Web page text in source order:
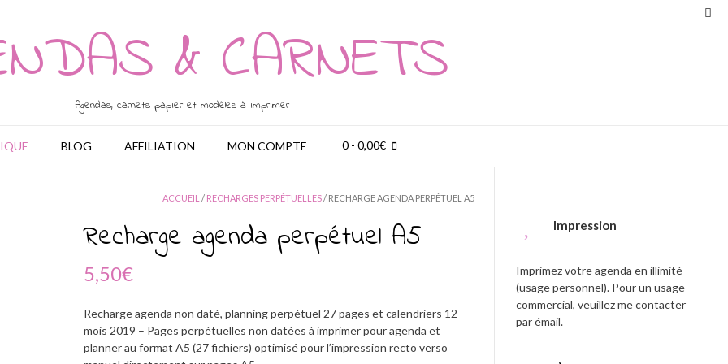
& CARNETS
Agendas, carnets papier et modèles à imprimer
BLOG AFFILIATION MON COMPTE 0 - 0,00€
ACCUEIL / RECHARGES PERPÉTUELLES/ RECHARGE AGENDA PERPÉTUEL A5
Recharge agenda perpétuel A5
5,50€
Recharge agenda non daté, planning perpétuel 27 pages et calendriers 12
mois 2019 – Pages perpétuelles non datées à imprimer pour agenda et
planner au format A5 (27 fichiers) optimisé pour l’impression recto verso
Impression
Imprimez votre agenda en illimité
(usage personnel). Pour un usage
commercial, veuillez me contacter
par émail.